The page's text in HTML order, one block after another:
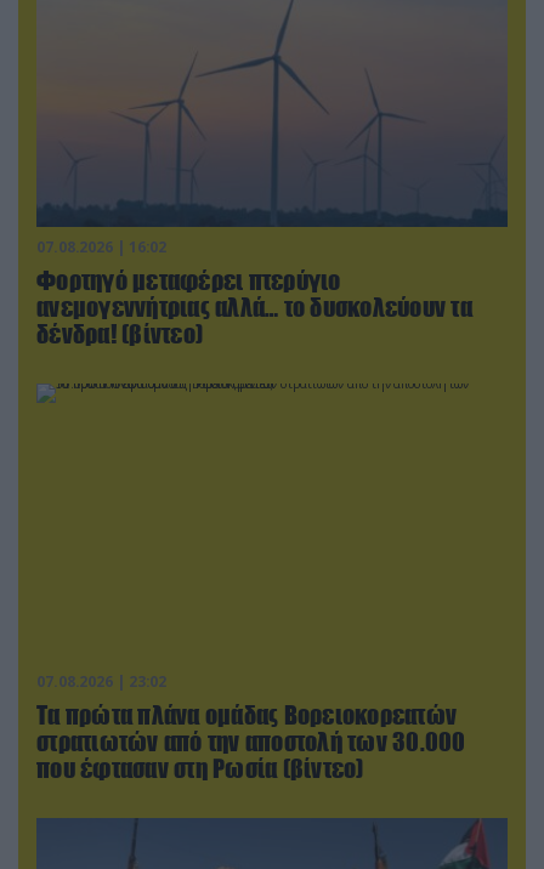
07.08.2026 | 16:02
Φορτηγό μεταφέρει πτερύγιο
ανεμογεννήτριας αλλά… το δυσκολεύουν τα
δένδρα! (βίντεο)
07.08.2026 | 23:02
Τα πρώτα πλάνα ομάδας Βορειοκορεατών
στρατιωτών από την αποστολή των 30.000
που έφτασαν στη Ρωσία (βίντεο)